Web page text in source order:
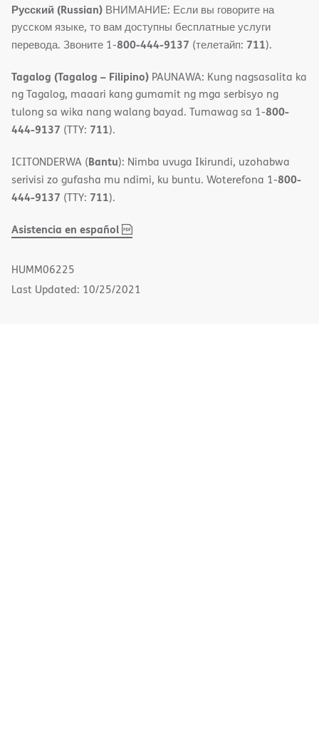
Русский (Russian) ВНИМАНИЕ: Если вы говорите на
русском языке, то вам доступны бесплатные услуги
перевода. Звоните 1-800-444-9137 (телетайп: 711).
Tagalog (Tagalog – Filipino) PAUNAWA: Kung nagsasalita ka
ng Tagalog, maaari kang gumamit ng mga serbisyo ng
tulong sa wika nang walang bayad. Tumawag sa 1-800-
444-9137 (TTY: 711).
ICITONDERWA (Bantu): Nimba uvuga Ikirundi, uzohabwa
serivisi zo gufasha mu ndimi, ku buntu. Woterefona 1-800-
444-9137 (TTY: 711).
Asistencia en español
(opens
HUMM06225
Last Updated: 10/25/2021